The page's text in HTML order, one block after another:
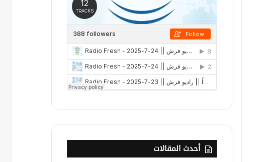
أحدث المقالات